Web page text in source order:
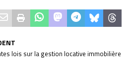
lois sur la gestion locative immobilière